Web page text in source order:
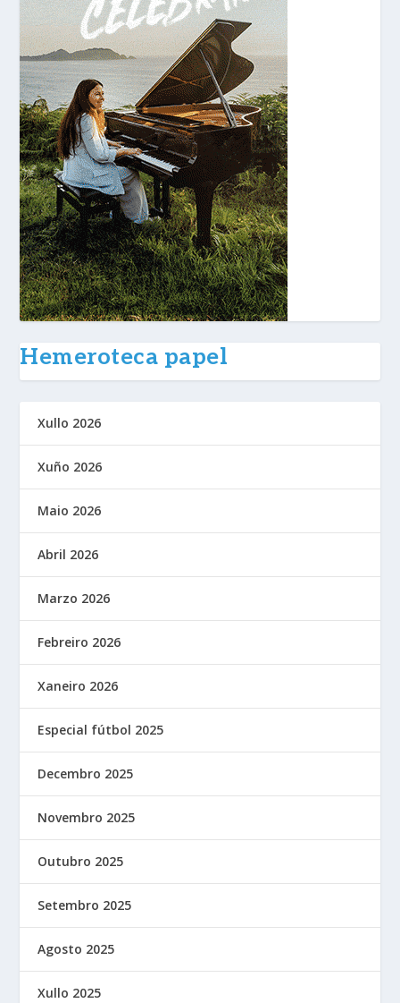
Hemeroteca papel
Xullo 2026
Xuño 2026
Maio 2026
Abril 2026
Marzo 2026
Febreiro 2026
Xaneiro 2026
Especial fútbol 2025
Decembro 2025
Novembro 2025
Outubro 2025
Setembro 2025
Agosto 2025
Xullo 2025